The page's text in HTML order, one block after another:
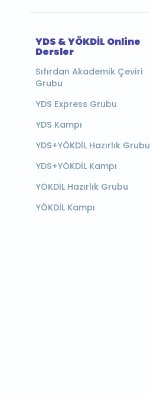
YDS & YÖKDİL Online
Dersler
Sıfırdan Akademik Çeviri
Grubu
YDS Express Grubu
YDS Kampı
YDS+YÖKDİL Hazırlık Grubu
YDS+YÖKDİL Kampı
YÖKDİL Hazırlık Grubu
YÖKDİL Kampı